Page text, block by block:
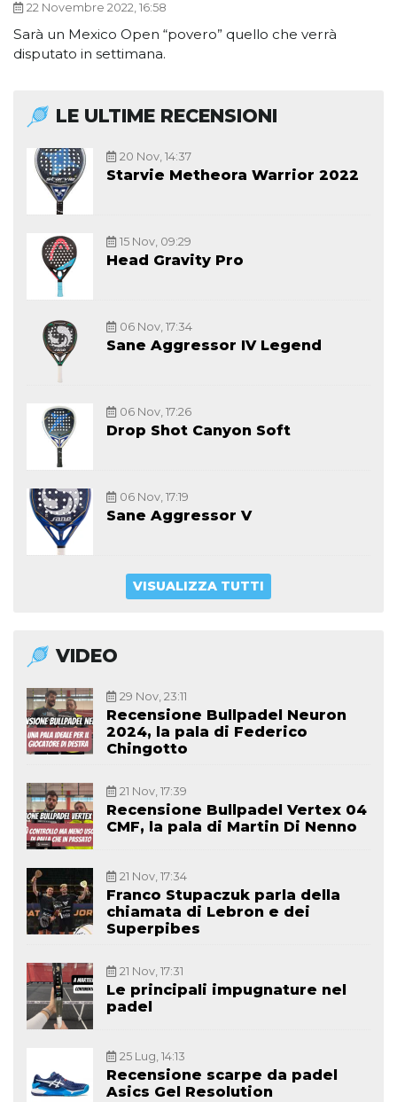
22 Novembre 2022, 16:58
Sarà un Mexico Open “povero” quello che verrà
disputato in settimana.
LE ULTIME RECENSIONI
20 Nov, 14:37
Starvie Metheora Warrior 2022
15 Nov, 09:29
Head Gravity Pro
06 Nov, 17:34
Sane Aggressor IV Legend
06 Nov, 17:26
Drop Shot Canyon Soft
06 Nov, 17:19
Sane Aggressor V
VISUALIZZA TUTTI
VIDEO
29 Nov, 23:11
Recensione Bullpadel Neuron
2024, la pala di Federico
Chingotto
21 Nov, 17:39
Recensione Bullpadel Vertex 04
CMF, la pala di Martin Di Nenno
21 Nov, 17:34
Franco Stupaczuk parla della
chiamata di Lebron e dei
Superpibes
21 Nov, 17:31
Le principali impugnature nel
padel
25 Lug, 14:13
Recensione scarpe da padel
Asics Gel Resolution